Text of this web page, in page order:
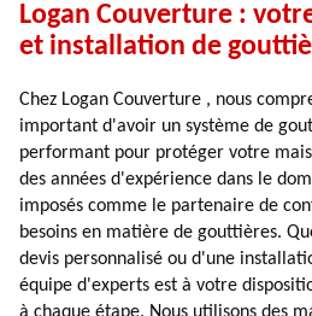
Logan Couverture :
et installation de
Chez Logan Couverture , nous
important d'avoir un système de
performant pour protéger votre
des années d'expérience dans le
imposés comme le partenaire de
besoins en matière de gouttières.
devis personnalisé ou d'une
équipe d'experts est à votre